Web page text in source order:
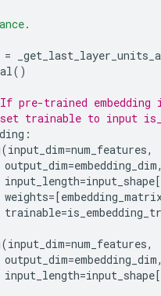
=
()
pre-trained
set trainable to input
:
(input_dim=num_features,
output_dim=embedding_dim
input_length=input_shape [
weights= [
trainable=
(input_dim=num_features,
output_dim=embedding_dim
input_length=input_shape [